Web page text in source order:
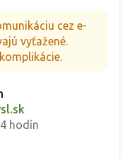
cez e-
vyťažené.
hodín